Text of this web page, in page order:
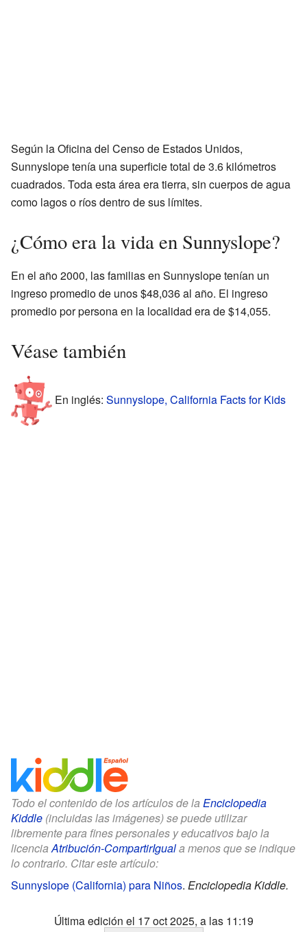
Según la Oficina del Censo de Estados Unidos,
Sunnyslope tenía una superficie total de 3.6 kilómetros
cuadrados. Toda esta área era tierra, sin cuerpos de agua
como lagos o ríos dentro de sus límites.
¿Cómo era la vida en Sunnyslope?
En el año 2000, las familias en Sunnyslope tenían un
ingreso promedio de unos $48,036 al año. El ingreso
promedio por persona en la localidad era de $14,055.
Véase también
En inglés: Sunnyslope, California Facts for Kids
Todo el contenido de los artículos de la Enciclopedia
Kiddle (incluidas las imágenes) se puede utilizar
libremente para fines personales y educativos bajo la
licenciaAtribución-CompartirIguala menos que se indique
lo contrario. Citar este artículo:
Sunnyslope (California) para Niños. Enciclopedia Kiddle.
Última edición el 17 oct 2025, a las 11:19